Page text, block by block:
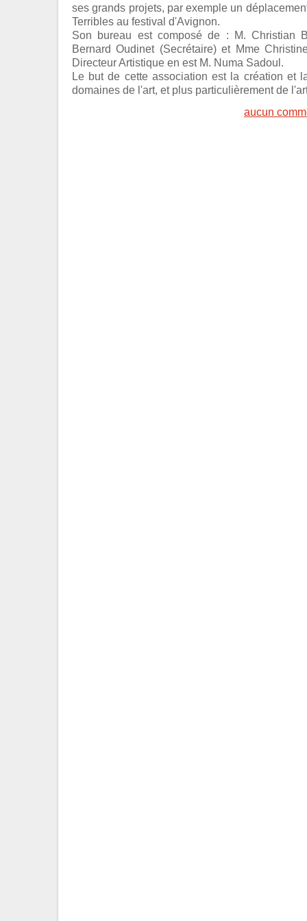
ses grands projets, par exemple un
Terribles au festival d'Avignon.
Son bureau est composé de : M. Christian
Bernard Oudinet (Secrétaire) et Mme
Directeur Artistique en est M. Numa Sadoul.
Le but de cette association est la création et
domaines de l'art, et plus particulièrement de
aucun